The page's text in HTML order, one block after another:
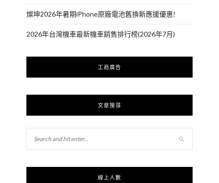
燦坤2026年暑期iPhone原廠電池舊換新應援優惠!
2026年台灣機車最新機車銷售排行榜(2026年7月)
工商廣告
文章搜尋
線上人數